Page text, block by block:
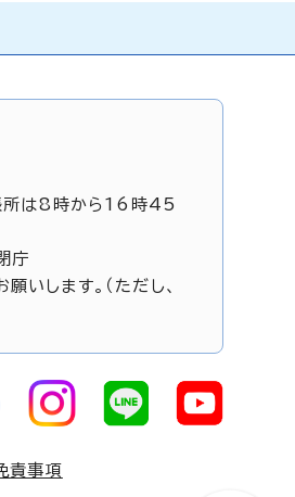
所は8時から16時45
庁
いします。（ただし、
責事項